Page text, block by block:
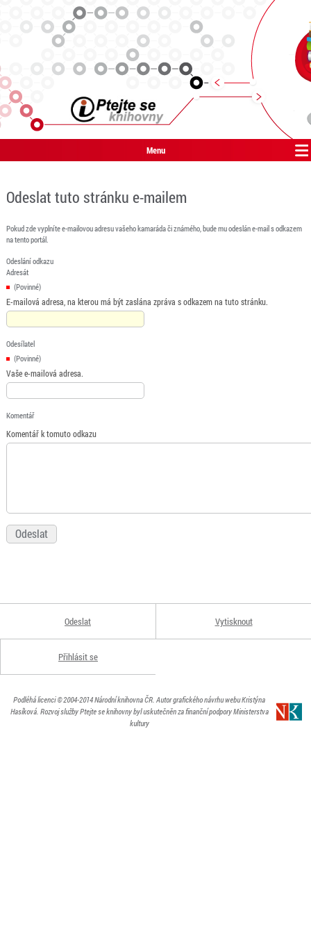
Menu
Odeslat tuto stránku e-mailem
Pokud zde vyplníte e-mailovou adresu vašeho kamaráda či známého, bude mu odeslán e-mail s odkazem
na tento portál.
Odeslání odkazu
Adresát
(Povinné)
E-mailová adresa, na kterou má být zaslána zpráva s odkazem na tuto stránku.
Odesílatel
(Povinné)
Vaše e-mailová adresa.
Komentář
Komentář k tomuto odkazu
Odeslat Vytisknout
Přihlásit se
Podléhá licenci© 2004-2014Národní knihovna ČR. Autor grafického návrhu webu Kristýna
Hasíková. Rozvoj služby Ptejte se knihovny byl uskutečněn za finanční podpory Ministerstva
kultury